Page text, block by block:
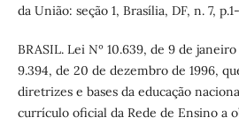
da União: seção 1, Brasília, DF, n. 7,
BRASIL. Lei Nº 10.639, de 9 de
9.394, de 20 de dezembro de 1996,
diretrizes e bases da educação
currículo oficial da Rede de Ensino a